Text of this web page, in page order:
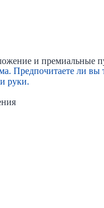
и премиальные
Предпочитаете ли
руки.